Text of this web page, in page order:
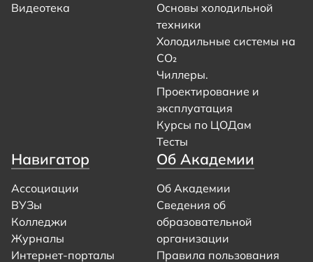
Видеотека
Основы холодильной
техники
Холодильные системы на
CO₂
Чиллеры.
Проектирование и
эксплуатация
Курсы по ЦОДам
Тесты
Навигатор
Ассоциации
ВУЗы
Колледжи
Журналы
Интернет-порталы
Об Академии
Об Академии
Сведения об
образовательной
организации
Правила пользования